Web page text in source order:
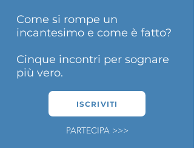
Come si rompe un
incantesimo e come è fatto?
Cinque incontri per sognare
più vero.
ISCRIVITI
PARTECIPA >>>